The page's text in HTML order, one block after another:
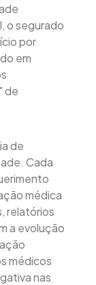
o segurado
por
em
de
de
Cada
médica
relatórios
a evolução
médicos
nas